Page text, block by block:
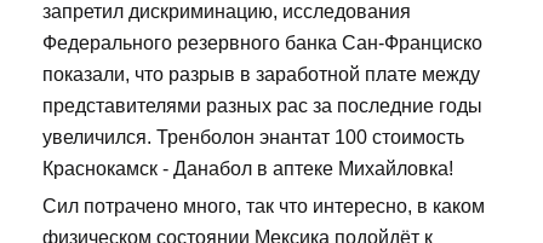
запретил дискриминацию, исследования
Федерального резервного банка Сан-Франциско
показали, что разрыв в заработной плате между
представителями разных рас за последние годы
увеличился. Тренболон энантат 100 стоимость
Краснокамск - Данабол в аптеке Михайловка!
Сил потрачено много, так что интересно, в каком
физическом состоянии Мексика подойдёт к